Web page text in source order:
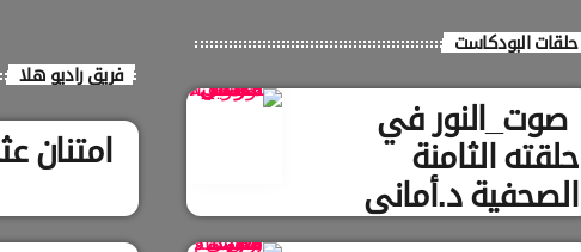
حلقات البودكاست
صوت_النور في
حلقته الثامنة
الصحفية د.أماني
الطويل
فريق راديو هلا
امتنان